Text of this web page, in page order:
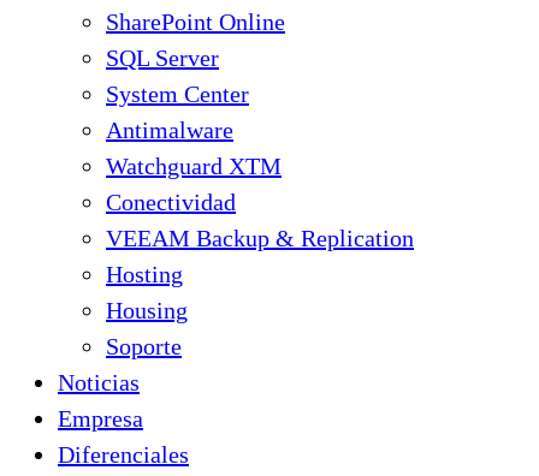
SharePoint Online
SQL Server
System Center
Antimalware
Watchguard XTM
Conectividad
VEEAM Backup & Replication
Hosting
Housing
Soporte
Noticias
Empresa
Diferenciales